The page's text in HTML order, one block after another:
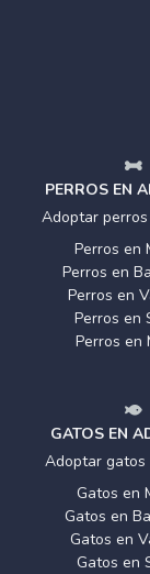
PERROS EN
Adoptar
Perros en
Perros en
Perros en
Perros en
Perros en
GATOS EN
Adoptar gatos
Gatos en
Gatos en
Gatos en
Gatos en